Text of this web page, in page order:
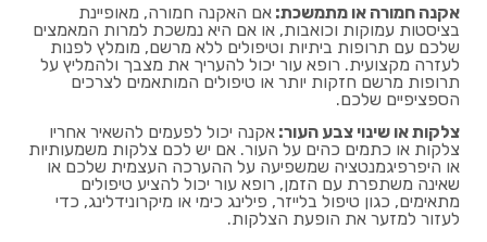
אקנה חמורה או מתמשכת: אם האקנה חמורה, מאופיינת
בציסטות עמוקות וכואבות, או אם היא נמשכת למרות המאמצים
שלכם עם תרופות ביתיות וטיפולים ללא מרשם, מומלץ לפנות
לעזרה מקצועית. רופא עור יכול להעריך את מצבך ולהמליץ על
תרופות מרשם חזקות יותר או טיפולים המותאמים לצרכים
הספציפיים שלכם.
צלקות או שינוי צבע העור: אקנה יכול לפעמים להשאיר אחריו
צלקות או כתמים כהים על העור. אם יש לכם צלקות משמעותיות
או היפרפיגמנטציה שמשפיעה על ההערכה העצמית שלכם או
שאינה משתפרת עם הזמן, רופא עור יכול להציע טיפולים
מתאימים, כגון טיפול בלייזר, פילינג כימי או מיקרונידלינג, כדי
לעזור למזער את הופעת הצלקות.